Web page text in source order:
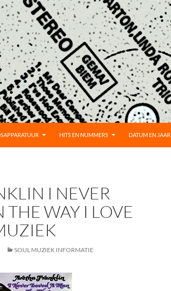
HITS EN NUMMERS DATUM EN JAAR
I NEVER
THE WAY I LOVE
SOUL MUZIEK INFORMATIE